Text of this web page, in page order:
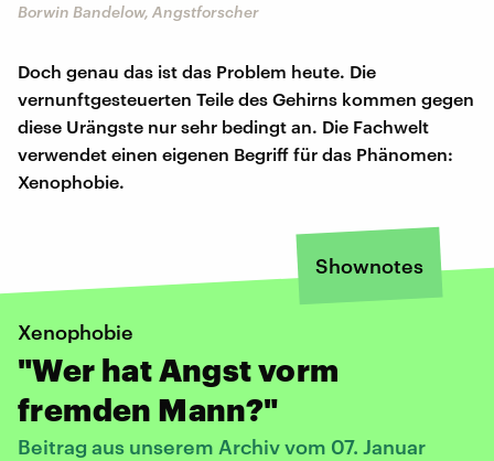
Borwin Bandelow, Angstforscher
Doch genau das ist das Problem heute. Die
vernunftgesteuerten Teile des Gehirns kommen gegen
diese Urängste nur sehr bedingt an. Die Fachwelt
verwendet einen eigenen Begriff für das Phänomen:
Xenophobie.
Shownotes
Xenophobie
"Wer hat Angst vorm
fremden Mann?"
Beitrag aus unserem Archiv vom 07. Januar